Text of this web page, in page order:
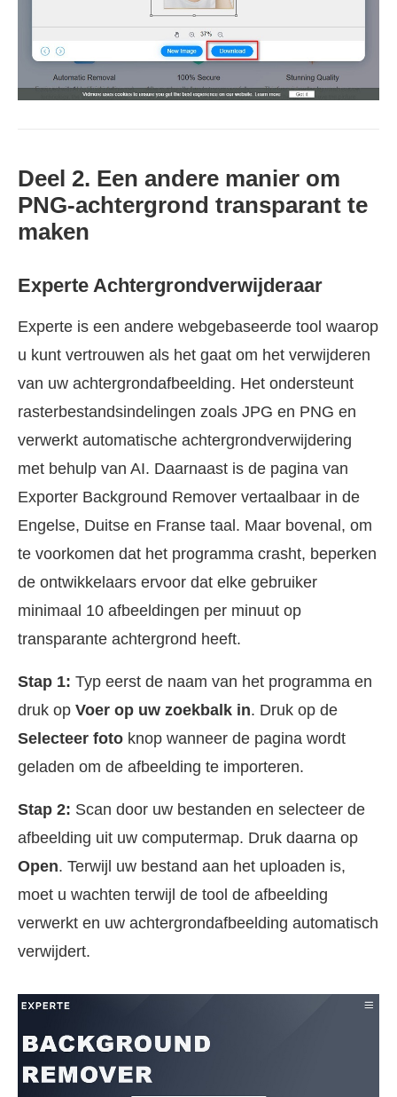
Deel 2. Een andere manier om
PNG-achtergrond transparant te
maken
Experte Achtergrondverwijderaar
Experte is een andere webgebaseerde tool waarop
u kunt vertrouwen als het gaat om het verwijderen
van uw achtergrondafbeelding. Het ondersteunt
rasterbestandsindelingen zoals JPG en PNG en
verwerkt automatische achtergrondverwijdering
met behulp van AI. Daarnaast is de pagina van
Exporter Background Remover vertaalbaar in de
Engelse, Duitse en Franse taal. Maar bovenal, om
te voorkomen dat het programma crasht, beperken
de ontwikkelaars ervoor dat elke gebruiker
minimaal 10 afbeeldingen per minuut op
transparante achtergrond heeft.
Stap 1: Typ eerst de naam van het programma en
druk op Voer op uw zoekbalk in. Druk op de
Selecteer foto knop wanneer de pagina wordt
geladen om de afbeelding te importeren.
Stap 2: Scan door uw bestanden en selecteer de
afbeelding uit uw computermap. Druk daarna op
Open. Terwijl uw bestand aan het uploaden is,
moet u wachten terwijl de tool de afbeelding
verwerkt en uw achtergrondafbeelding automatisch
verwijdert.